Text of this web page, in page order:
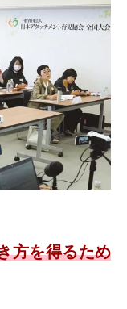
方を得るため